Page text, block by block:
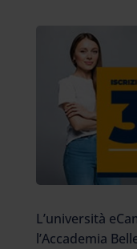
L’università
l’Accademia